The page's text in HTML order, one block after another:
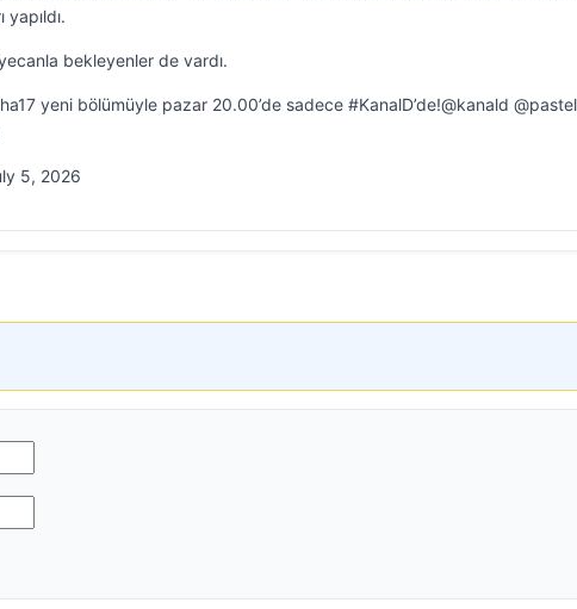
yapıldı.
bekleyenler de vardı.
yeni bölümüyle pazar 20.00’de sadece #KanalD’de!@kanald
5, 2026